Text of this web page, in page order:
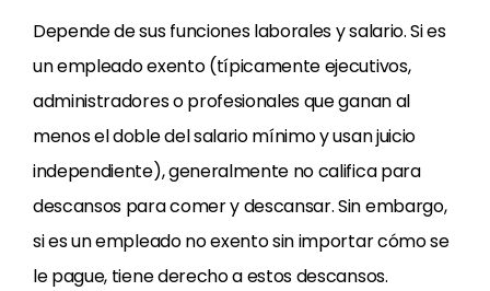
Depende de sus funciones laborales y salario. Si es
un empleado exento (típicamente ejecutivos,
administradores o profesionales que ganan al
menos el doble del salario mínimo y usan juicio
independiente), generalmente no califica para
descansos para comer y descansar. Sin embargo,
si es un empleado no exento sin importar cómo se
le pague, tiene derecho a estos descansos.